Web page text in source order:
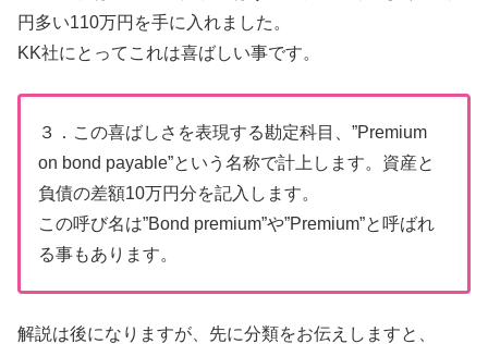
円多い110万円を手に入れました。
KK社にとってこれは喜ばしい事です。
３．この喜ばしさを表現する勘定科目、”Premium
on bond payable”という名称で計上します。資産と
負債の差額10万円分を記入します。
この呼び名は”Bond premium”や”Premium”と呼ばれ
る事もあります。
解説は後になりますが、先に分類をお伝えしますと、